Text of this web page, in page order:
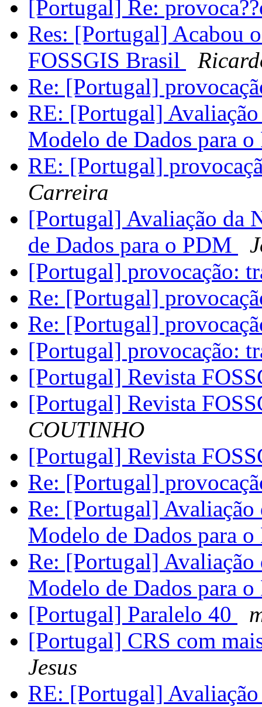
[Portugal] Re:
Res: [Portugal] Acabou
FOSSGIS Brasil
Re: [Portugal]
RE: [Portugal]
Modelo de Dados para
RE: [Portugal]
Carreira
[Portugal] Avaliação da
de Dados para o PDM
[Portugal] provocação:
Re: [Portugal]
Re: [Portugal]
[Portugal] provocação:
[Portugal] Revista
[Portugal] Revista
COUTINHO
[Portugal] Revista
Re: [Portugal]
Re: [Portugal] Avaliação
Modelo de Dados para
Re: [Portugal] Avaliação
Modelo de Dados para
[Portugal] Paralelo 40
[Portugal] CRS com
Jesus
RE: [Portugal]